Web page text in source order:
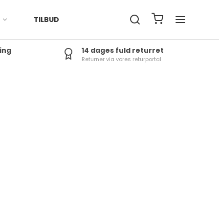
0-200 kr.
TILBUD
14 dages fuld returret
Returner via vores returportal